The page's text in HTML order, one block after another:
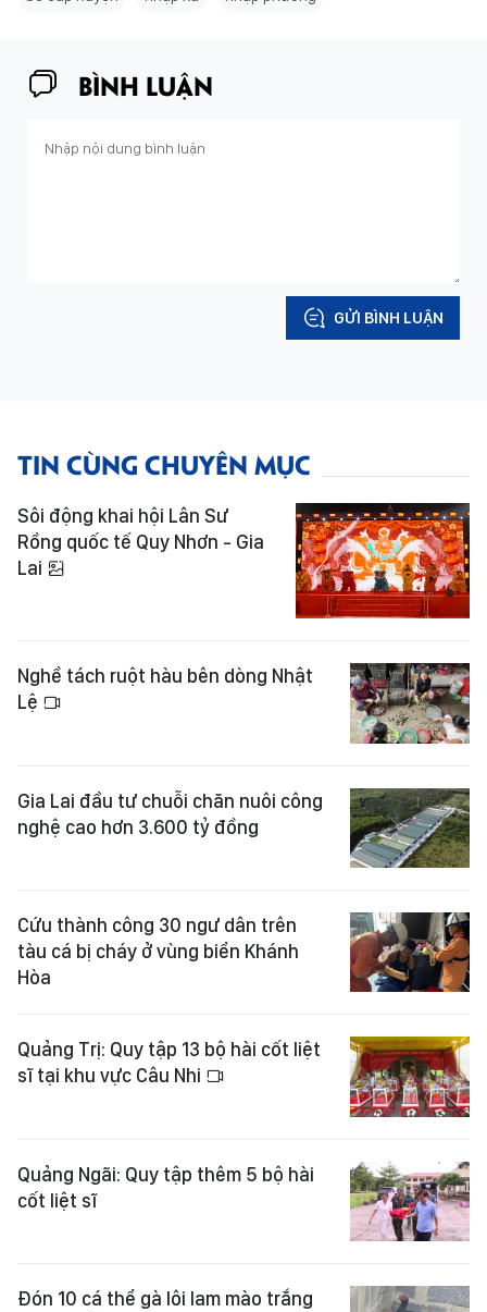
BÌNH LUẬN
GỬI BÌNH LUẬN
TIN CÙNG CHUYÊN MỤC
Sôi động khai hội Lân Sư
Rồng quốc tế Quy Nhơn - Gia
Lai
Nghề tách ruột hàu bên dòng Nhật
Lệ
Gia Lai đầu tư chuỗi chăn nuôi công
nghệ cao hơn 3.600 tỷ đồng
Cứu thành công 30 ngư dân trên
tàu cá bị cháy ở vùng biển Khánh
Hòa
Quảng Trị: Quy tập 13 bộ hài cốt liệt
sĩ tại khu vực Câu Nhi
Quảng Ngãi: Quy tập thêm 5 bộ hài
cốt liệt sĩ
Đón 10 cá thể gà lôi lam mào trắng